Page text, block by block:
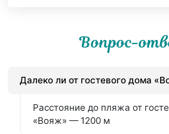
Вопрос-
Далеко ли от гостевого дома
Расстояние до пляжа от
«Вояж» — 1200 м